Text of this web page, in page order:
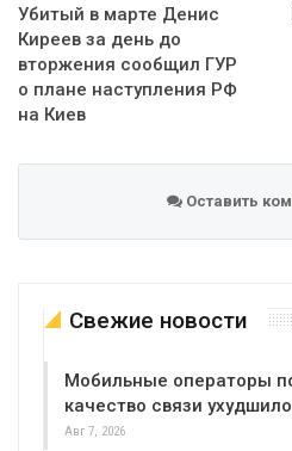
Убитый в марте Денис
Киреев за день до
вторжения сообщил ГУР
о плане наступления РФ
на Киев
Оставить
Свежие новости
Мобильные операторы
качество связи
Авг 7, 2026